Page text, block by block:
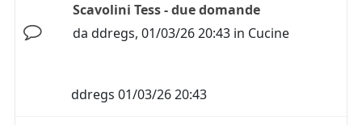
Scavolini Tess - due domande
da ddregs, 01/03/26 20:43 in Cucine
ddregs 01/03/26 20:43